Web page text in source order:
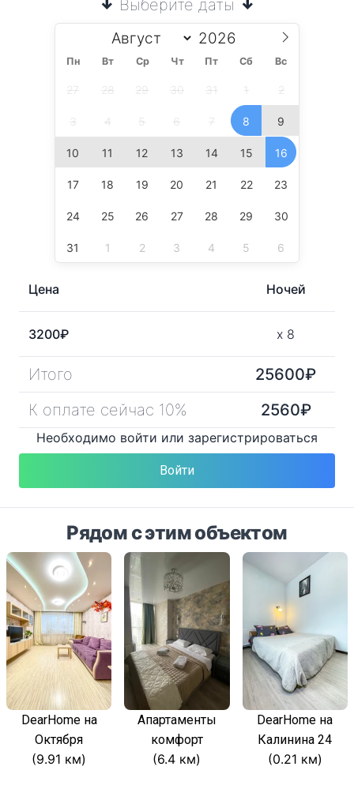
Выберите даты
Пн Вт Ср Чт Пт Сб Вс
27 28 29 30 31 1 2
3 4 5 6 7 8 9
10 11 12 13 14 15 16
17 18 19 20 21 22 23
24 25 26 27 28 29 30
31 1 2 3 4 5 6
Цена Ночей
3200₽ x 8
Итого 25600₽
К оплате сейчас 10%
2560₽
Необходимо войти или зарегистрироваться
Войти
Рядом с этим объектом
DearHome на
Октября
(9.91 км)
Апартаменты
комфорт
(6.4 км)
DearHome на
Калинина 24
(0.21 км)